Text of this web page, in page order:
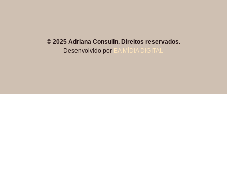
© 2025 Adriana Consulin. Direitos reservados.
Desenvolvido por EA MÍDIA DIGITAL